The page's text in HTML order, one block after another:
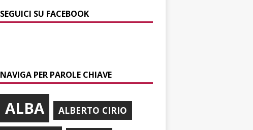
SEGUICI SU FACEBOOK
NAVIGA PER PAROLE CHIAVE
ALBA ALBERTO CIRIO